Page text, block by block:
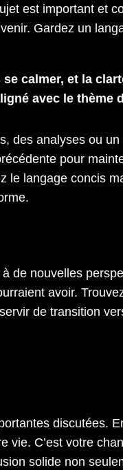
est important et
Gardez un
calmer, et la
avec le thème
des analyses ou
pour
le langage concis
de nouvelles
avoir.
de transition
discutées.
vie. C’est votre
solide non